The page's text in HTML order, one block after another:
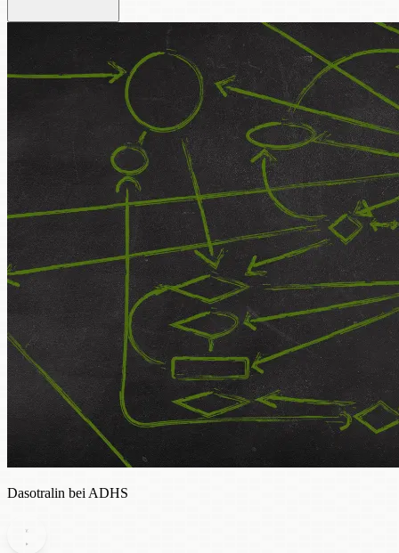
Dasotralin bei ADHS